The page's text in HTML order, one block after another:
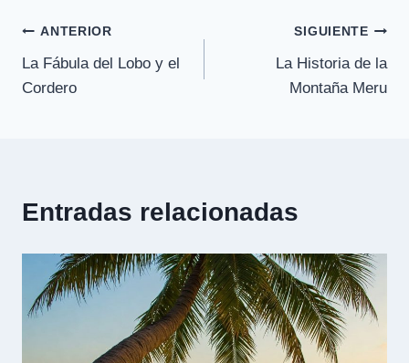
Navegación
de
ANTERIOR
La Fábula del Lobo y el
Cordero
SIGUIENTE
La Historia de la
Montaña Meru
Entradas relacionadas